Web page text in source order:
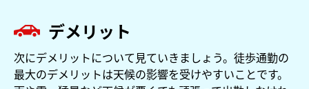
デメリット
次にデメリットについて見ていきましょう。徒歩通勤の
最大のデメリットは天候の影響を受けやすいことです。